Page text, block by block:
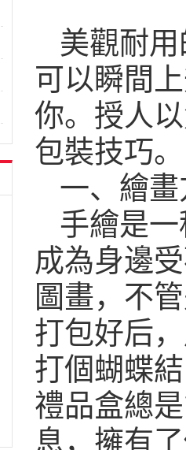
美觀耐
可以瞬間
你。授人
包裝技巧。
一、繪
手繪是
成為身邊
圖畫，不
打包好后
打個蝴蝶
禮品盒總
息，擁有